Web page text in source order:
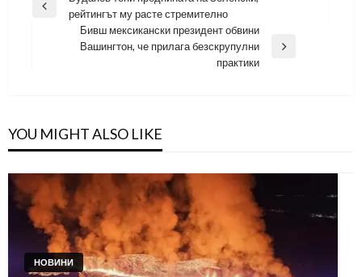
Previousрейтингът му расте стремително
Бивш мексикански президент обвини
Вашингтон, че прилага безскрупулни
практики
YOU MIGHT ALSO LIKE
НОВИНИ